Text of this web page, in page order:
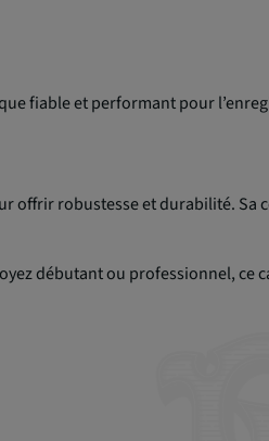
fiable et performant pour
offrir robustesse et durabilité. Sa
débutant ou professionnel, ce